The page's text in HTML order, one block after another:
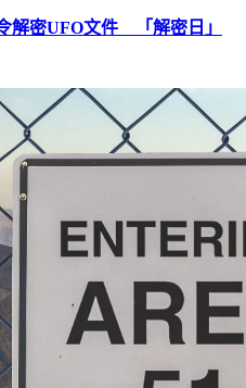
解密UFO文件 「解密日」